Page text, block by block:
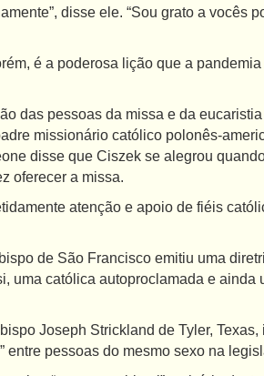
disse ele. “Sou grato a vocês
é a poderosa lição que a
das pessoas da missa e da
missionário católico polonês-
disse que Ciszek se alegrou
oferecer a missa.
atenção e apoio de fiéis
de São Francisco emitiu uma
uma católica autoproclamada e
Joseph Strickland de Tyler,
entre pessoas do mesmo sexo na